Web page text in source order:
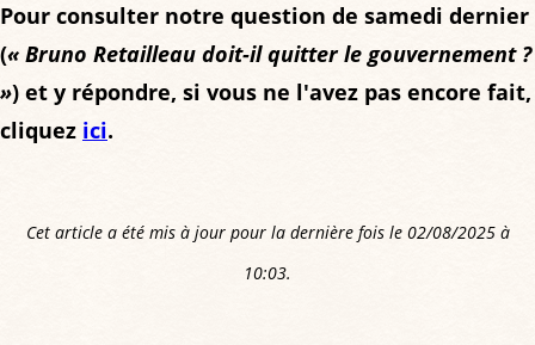
votes,
votes
votes,
226
votes
78%
of
votes,
969
Pour consulter notre question de samedi dernier
(« Bruno Retailleau doit-il quitter le gouvernement ?
») et y répondre, si vous ne l'avez pas encore fait,
cliquez ici.
Cet article a été mis à jour pour la dernière fois le 02/08/2025 à
10:03.